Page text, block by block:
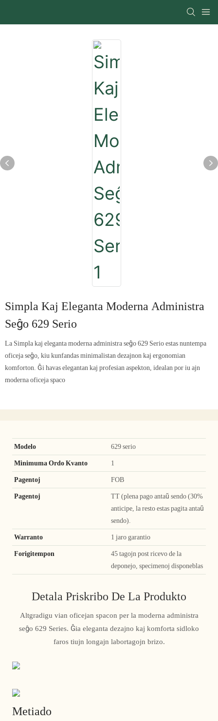
Simpla Kaj Eleganta Moderna Administra
Seĝo 629 Serio
La Simpla kaj eleganta moderna administra seĝo 629 Serio estas nuntempa
oficeja seĝo, kiu kunfandas minimalistan dezajnon kaj ergonomian
komforton. Ĝi havas elegantan kaj profesian aspekton, idealan por iu ajn
moderna oficeja spaco
Modelo 629 serio
Minimuma Ordo Kvanto 1
Pagentoj FOB
Pagentoj
TT (plena pago antaŭ sendo (30%
anticipe, la resto estas pagita antaŭ
sendo).
Warranto 1 jaro garantio
Forigitempon
45 tagojn post ricevo de la
deponejo, specimenoj disponeblas
Detala Priskribo De La Produkto
Altgradigu vian oficejan spacon per la moderna administra
seĝo 629 Series. Ĝia eleganta dezajno kaj komforta sidloko
faros tiujn longajn labortagojn brizo.
Metiado